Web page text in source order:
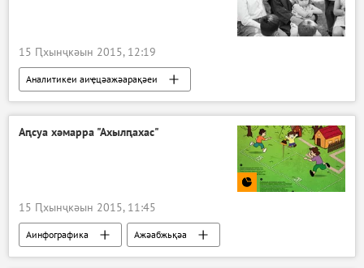
15 Ԥхынҷкәын 2015, 12:19
Аналитикеи аиҿцәажәарақәеи
Ажәабжьқәа
Аԥсны
Аԥсуа хәмарра "Ахылԥахас"
15 Ԥхынҷкәын 2015, 11:45
Аинфографика
Ажәабжьқәа
Аԥсны